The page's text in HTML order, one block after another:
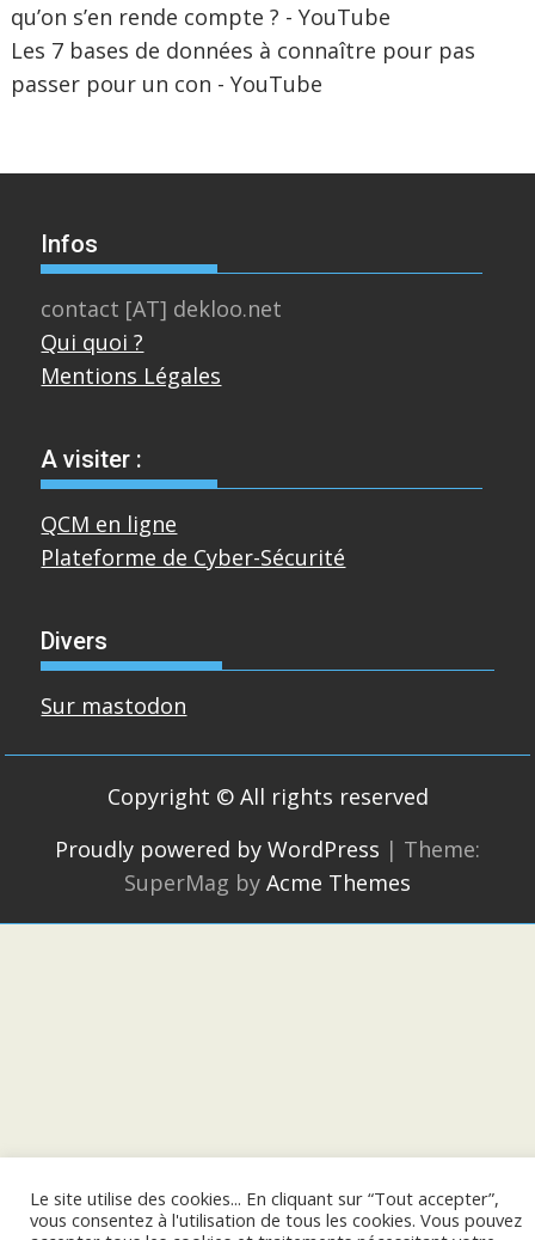
qu’on s’en rende compte ? - YouTube
Les 7 bases de données à connaître pour pas
passer pour un con - YouTube
Infos
contact [AT] dekloo.net
Qui quoi ?
Mentions Légales
A visiter :
QCM en ligne
Plateforme de Cyber-Sécurité
Divers
Sur mastodon
Copyright © All rights reserved
Proudly powered by WordPress | Theme:
SuperMag by Acme Themes
Le site utilise des cookies... En cliquant sur “Tout accepter”,
vous consentez à l'utilisation de tous les cookies. Vous pouvez